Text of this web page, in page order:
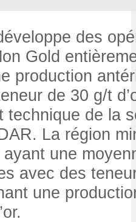
des
Gold
production
de 30 g/t
technique de la
La région
une
avec des
une